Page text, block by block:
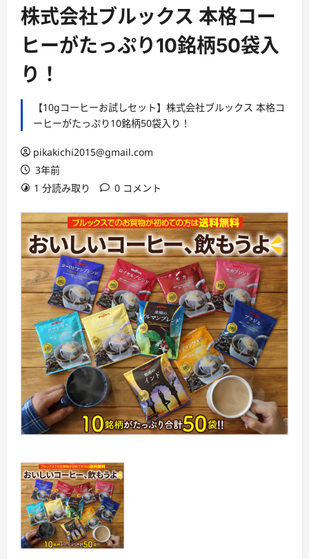
株式会社ブルックス 本格コー
ヒーがたっぷり10銘柄50袋入
り！
【10gコーヒーお試しセット】株式会社ブルックス 本格コ
ーヒーがたっぷり10銘柄50袋入り！
pikakichi2015@gmail.com
3年前
1 分読み取り
0 コメント